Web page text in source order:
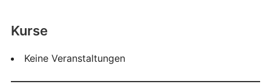
Kurse
Keine Veranstaltungen